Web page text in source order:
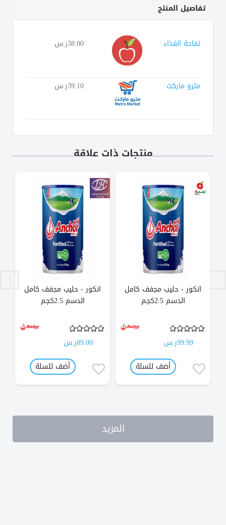
تفاصيل المنتج
تفاحة الغذاء 38.00ر.س
مترو ماركت 39.10ر.س
منتجات ذات علاقة
انكور - حليب مجفف كامل
الدسم 2.5كجم
99.99ر.س
أضف للسلة
انكور - حليب مجفف كامل
الدسم 2.5كجم
89.00ر.س
أضف للسلة
المزيد